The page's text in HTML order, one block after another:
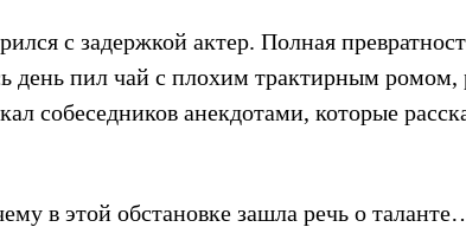
с задержкой актер. Полная
день пил чай с плохим трактирным ромом,
собеседников анекдотами, которые
в этой обстановке зашла речь о